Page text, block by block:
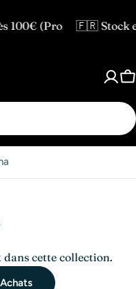
100€ (Pro 🇫🇷 Stock
cette collection.